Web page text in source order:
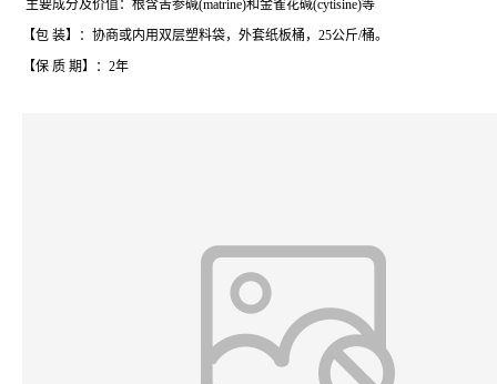
主要成分及价值：根含苦参碱(matrine)和金雀花碱(cytisine)等
【包 装】：协商或内用双层塑料袋，外套纸板桶，25公斤/桶。
【保 质 期】：2年